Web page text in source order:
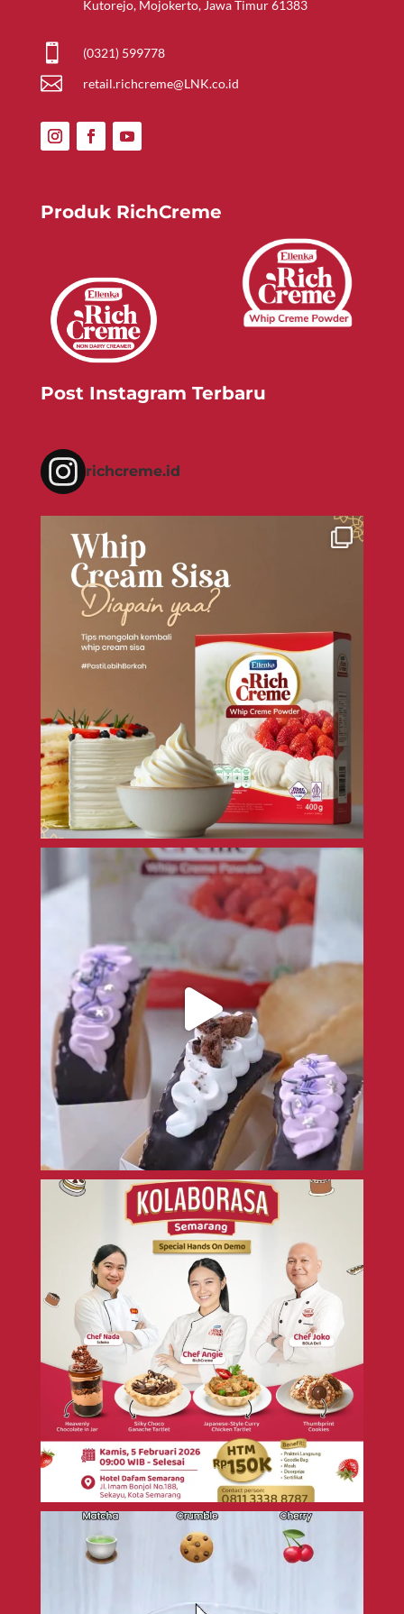
Kutorejo, Mojokerto, Jawa Timur 61383
 (0321) 599778
 retail.richcreme@LNK.co.id
Produk RichCreme
Post Instagram Terbaru
richcreme.id